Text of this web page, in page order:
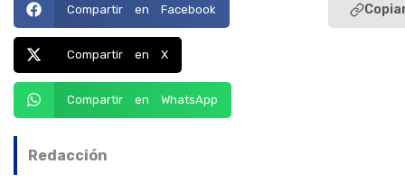
Compartir en Facebook
Compartir en X
Compartir en WhatsApp
Redacción